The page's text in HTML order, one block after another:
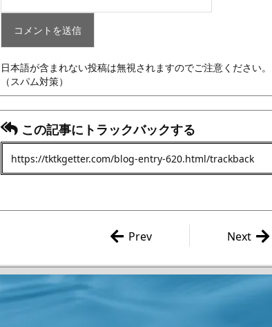
日本語が含まれない投稿は無視されますのでご注意ください。
（スパム対策）
この記事にトラックバックする
Next
感想 その１０
Prev